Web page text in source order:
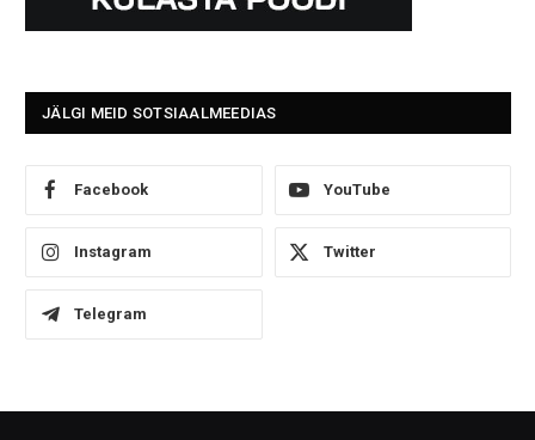
JÄLGI MEID SOTSIAALMEEDIAS
Facebook YouTube
Instagram Twitter
Telegram